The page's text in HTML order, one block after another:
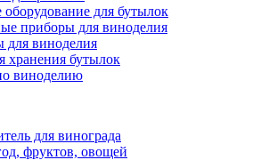
для бутылок
приборы для виноделия
для виноделия
хранения бутылок
виноделию
для винограда
фруктов, овощей